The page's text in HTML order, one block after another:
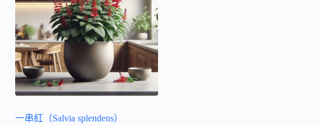
一串紅（Salvia splendens）